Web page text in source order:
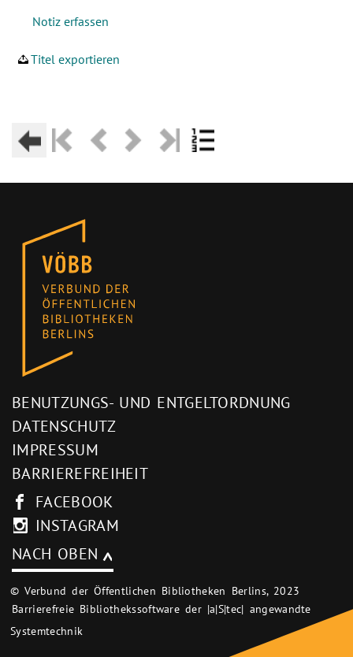
Titel exportieren
BENUTZUNGS- UND ENTGELTORDNUNG
DATENSCHUTZ
IMPRESSUM
BARRIEREFREIHEIT
FACEBOOK
INSTAGRAM
NACH OBEN
© Verbund der Öffentlichen Bibliotheken Berlins, 2023
Barrierefreie Bibliothekssoftware der |a|S|tec| angewandte
Systemtechnik